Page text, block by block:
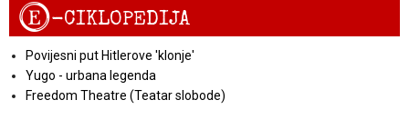
E-CIKLOPEDIJA
Povijesni put Hitlerove 'klonje'
Yugo - urbana legenda
Freedom Theatre (Teatar slobode)